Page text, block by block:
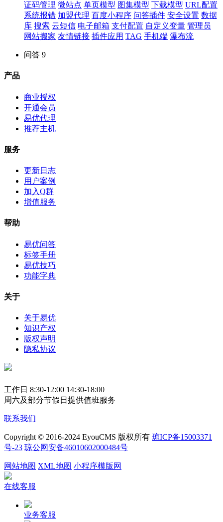
证码管理 微站点 单页模型 图集模型 下载模型 URL配置
系统报错 加盟代理 百度小程序 问答插件 安全设置 数据
库 搜索 云短信 电子邮箱 支付配置 自定义变量 管理员
网站搬家 友情链接 插件应用 TAG 手机端 瀑布流
问答 9
产品
商业授权
开通会员
易优代理
推荐主机
服务
更新日志
用户案例
加入Q群
增值服务
帮助
易优问答
标签手册
易优技巧
功能字典
关于
关于易优
知识产权
版权声明
隐私协议
工作日 8:30-12:00 14:30-18:00
周六及部分节假日提供值班服务
联系我们
Copyright © 2016-2024 EyouCMS 版权所有 琼ICP备15003371
号-23 琼公网安备46010602000484号
网站地图 XML地图 小程序模版网
在线客服
业务客服